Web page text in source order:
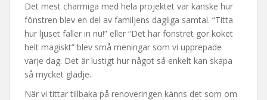
Det mest charmiga med hela projektet var kanske hur
fönstren blev en del av familjens dagliga samtal. “Titta
hur ljuset faller in nu!” eller “Det här fönstret gör köket
helt magiskt” blev små meningar som vi upprepade
varje dag. Det är lustigt hur något så enkelt kan skapa
så mycket glädje.
När vi tittar tillbaka på renoveringen känns det som om